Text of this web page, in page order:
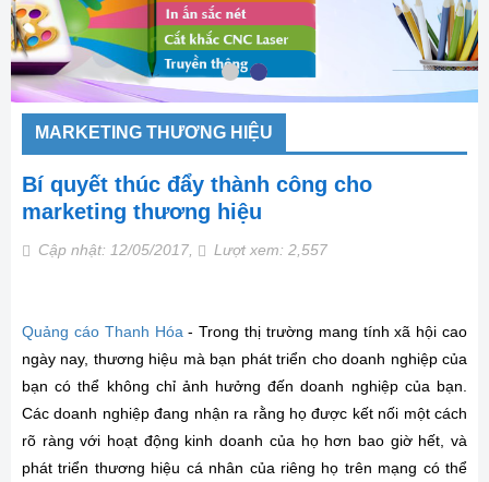
MARKETING THƯƠNG HIỆU
Bí quyết thúc đẩy thành công cho
marketing thương hiệu
Cập nhật: 12/05/2017, Lượt xem: 2,557
Quảng cáo Thanh Hóa - Trong thị trường mang tính xã hội cao
ngày nay, thương hiệu mà bạn phát triển cho doanh nghiệp của
bạn có thể không chỉ ảnh hưởng đến doanh nghiệp của bạn.
Các doanh nghiệp đang nhận ra rằng họ được kết nối một cách
rõ ràng với hoạt động kinh doanh của họ hơn bao giờ hết, và
phát triển thương hiệu cá nhân của riêng họ trên mạng có thể